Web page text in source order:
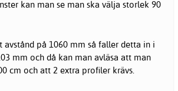
kan man se man ska välja storlek 90
avstånd på 1060 mm så faller detta in i
mm och då kan man avläsa att man
cm och att 2 extra profiler krävs.